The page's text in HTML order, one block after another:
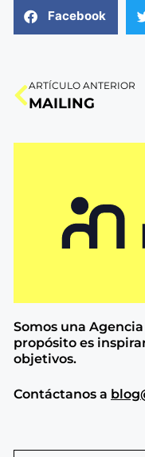
Facebook
ARTÍCULO ANTERIOR
MAILING
Somos una
propósito es
objetivos.
Contáctanos a